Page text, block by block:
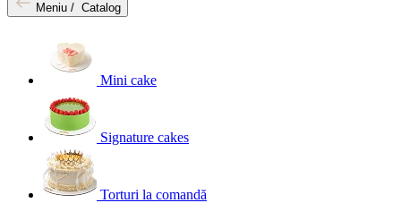
Meniu / Catalog
Mini cake
Signature cakes
Torturi la comandă